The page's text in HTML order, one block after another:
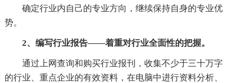
确定行业内自己的专业方向，继续保持自身的专业优
势。
2、编写行业报告——着重对行业全面性的把握。
通过上网查询和购买行业报刊，收集不少于三十万字
的行业、重点企业的有效资料，在电脑中进行资料分析、